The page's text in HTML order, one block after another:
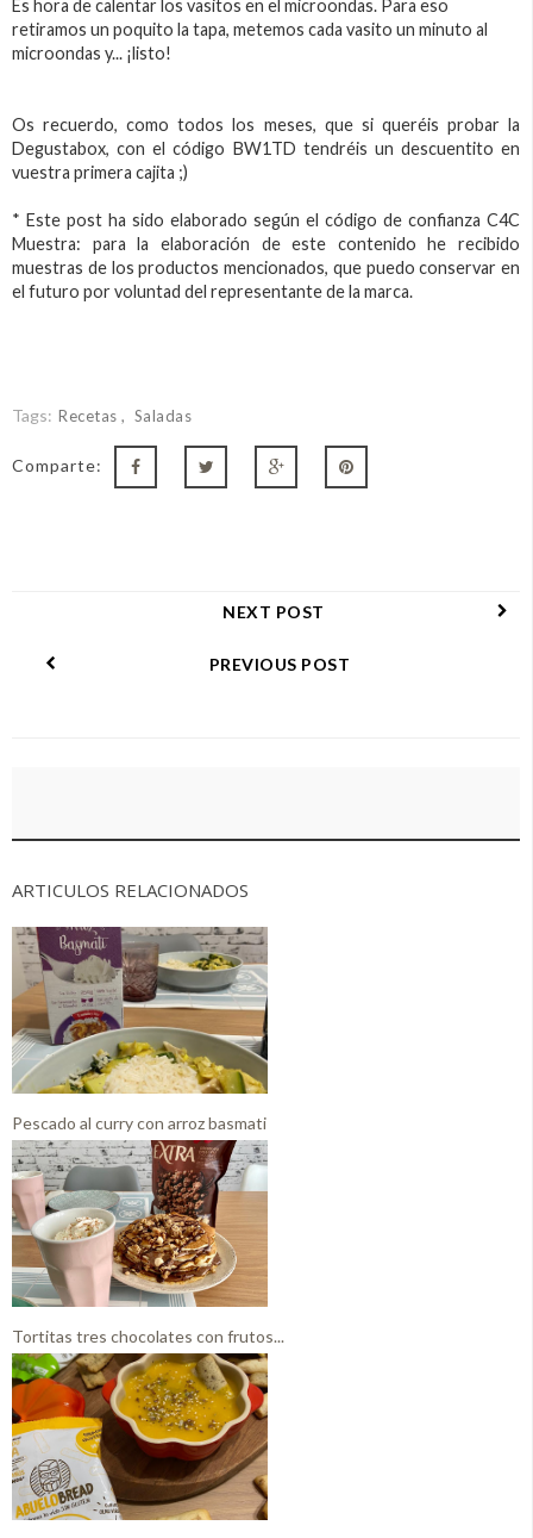
Es hora de calentar los vasitos en el microondas. Para eso
retiramos un poquito la tapa, metemos cada vasito un minuto al
microondas y... ¡listo!
Os recuerdo, como todos los meses, que si queréis probar la
Degustabox, con el código BW1TD tendréis un descuentito en
vuestra primera cajita ;)
* Este post ha sido elaborado según el código de confianza C4C
Muestra: para la elaboración de este contenido he recibido
muestras de los productos mencionados, que puedo conservar en
el futuro por voluntad del representante de la marca.
Tags: Recetas Saladas
Comparte:
NEXT POST
PREVIOUS POST
ARTICULOS RELACIONADOS
Pescado al curry con arroz basmati
Tortitas tres chocolates con frutos...